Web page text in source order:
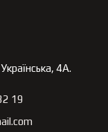
4А.
19